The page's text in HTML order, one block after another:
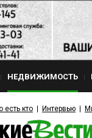
НЕДВИЖИМОСТЬ
есть кто Интервью